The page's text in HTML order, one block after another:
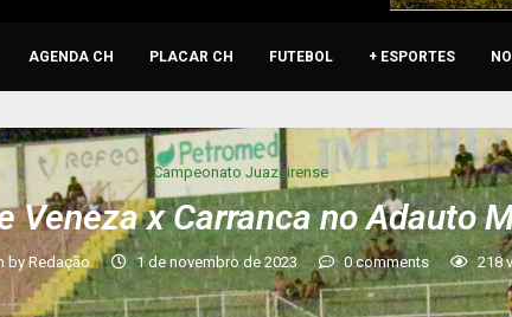
AGENDA CH PLACAR CH FUTEBOL + ESPORTES
Campeonato Juazeirense
Veneza x Carranca no Adauto
byRedação 1 de novembro de 2023 0 comments 218